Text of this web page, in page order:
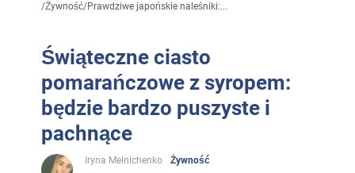
/Żywność/Prawdziwe japońskie naleśniki:...
Świąteczne ciasto
pomarańczowe z syropem:
będzie bardzo puszyste i
pachnące
Iryna Melnichenko
Żywność